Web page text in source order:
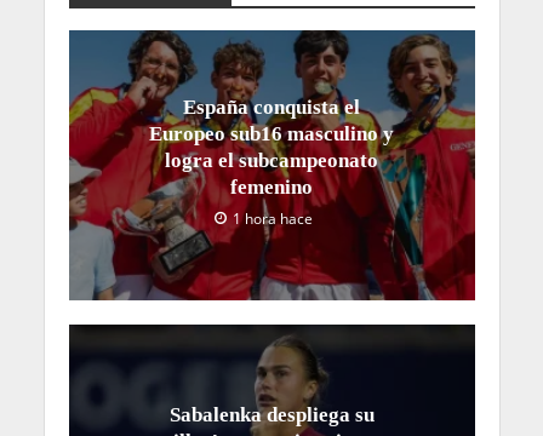
España conquista el
Europeo sub16 masculino y
logra el subcampeonato
femenino
1 hora hace
Sabalenka despliega su